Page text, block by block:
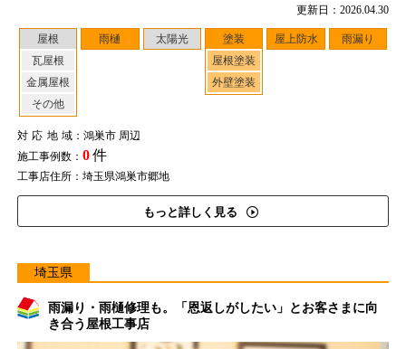
更新日：2026.04.30
屋根
瓦屋根
金属屋根
その他
雨樋 太陽光
塗装
屋根塗装
外壁塗装
屋上防水 雨漏り
対応地域：鴻巣市 周辺
施工事例数： 0件
工事店住所：埼玉県鴻巣市郷地
もっと詳しく見る
埼玉県
雨漏り・雨樋修理も。「恩返しがしたい」とお客さまに向
き合う屋根工事店